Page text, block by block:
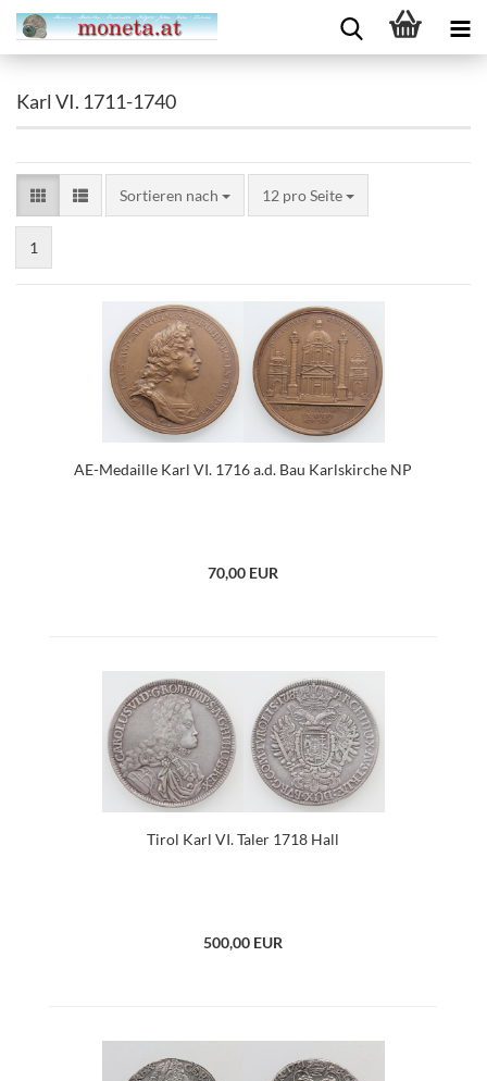
Karl VI. 1711-1740
Sortieren nach 12 pro Seite
1
AE-Medaille Karl VI. 1716 a.d. Bau Karlskirche NP
70,00 EUR
Tirol Karl VI. Taler 1718 Hall
500,00 EUR